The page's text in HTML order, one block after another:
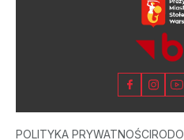
POLITYKA PRYWATNOŚCIRODO